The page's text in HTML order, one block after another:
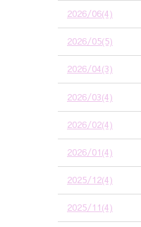
2026/06(4)
2026/05(5)
2026/04(3)
2026/03(4)
2026/02(4)
2026/01(4)
2025/12(4)
2025/11(4)